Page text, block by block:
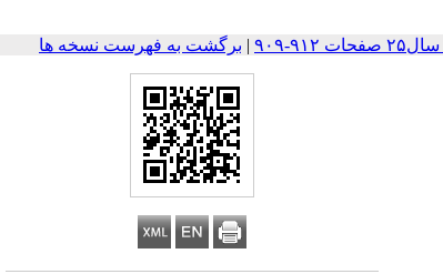
| برگشت به فهرست نسخه ها